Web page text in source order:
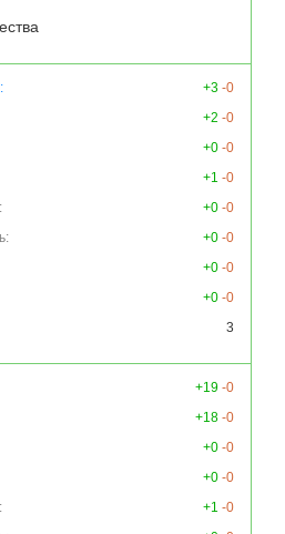
+3 -0
+2 -0
+0 -0
+1 -0
+0 -0
+0 -0
+0 -0
+0 -0
3
+19 -0
+18 -0
+0 -0
+0 -0
+1 -0